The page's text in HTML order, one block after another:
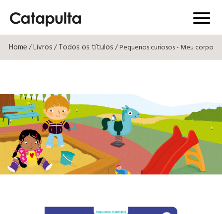
Menú
Home/Livros/Todos os títulos/ Pequenos curiosos - Meu corpo